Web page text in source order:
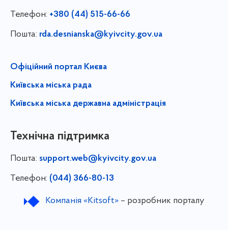
Телефон: +380 (44) 515-66-66
Пошта: rda.desnianska@kyivcity.gov.ua
Офіційний портал Києва
Київська міська рада
Київська міська державна адміністрація
Технічна підтримка
Пошта: support.web@kyivcity.gov.ua
Телефон: (044) 366-80-13
Компанія «Kitsoft»– розробник порталу